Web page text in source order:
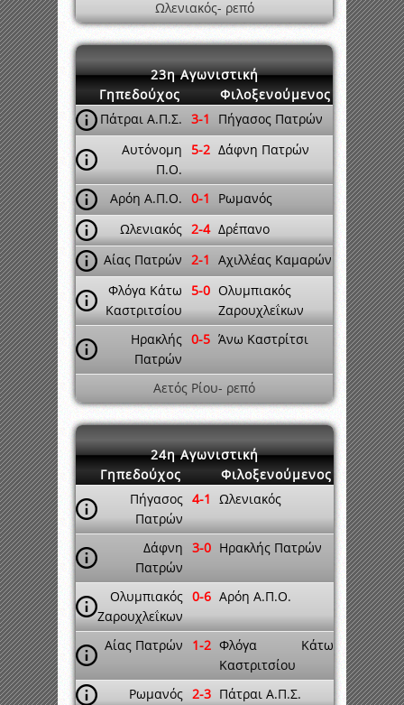
Ωλενιακός- ρεπό
23η Αγωνιστική
Γηπεδούχος
Φιλοξενούμενος
Πάτραι Α.Π.Σ. 3-1
Πήγασος Πατρών
Αυτόνομη
Π.Ο.
5-2 Δάφνη Πατρών
Αρόη Α.Π.Ο. 0-1
Ρωμανός
Ωλενιακός 2-4 Δρέπανο
Αίας Πατρών 2-1 Αχιλλέας Καμαρών
Φλόγα Κάτω
Καστριτσίου
5-0 Ολυμπιακός
Ζαρουχλεΐκων
Ηρακλής
Πατρών
0-5 Άνω Καστρίτσι
Αετός Ρίου- ρεπό
24η Αγωνιστική
Γηπεδούχος
Φιλοξενούμενος
Πήγασος
Πατρών
4-1 Ωλενιακός
Δάφνη
Πατρών
3-0 Ηρακλής Πατρών
Ολυμπιακός
Ζαρουχλεΐκων
0-6 Αρόη Α.Π.Ο.
Αίας Πατρών 1-2 Φλόγα Κάτω
Καστριτσίου
Ρωμανός 2-3 Πάτραι Α.Π.Σ.